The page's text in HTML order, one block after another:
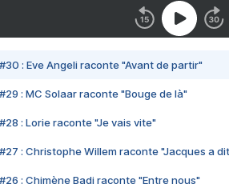
#30 : Eve Angeli raconte "Avant de partir"
#29 : MC Solaar raconte "Bouge de là"
#28 : Lorie raconte "Je vais vite"
#27 : Christophe Willem raconte "Jacques a
#26 : Chimène Badi raconte "Entre nous"